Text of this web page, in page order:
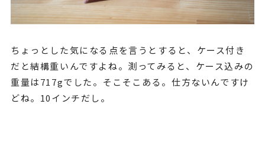
ちょっとした気になる点を言うとすると、ケース付き
だと結構重いんですよね。測ってみると、ケース込みの
重量は717gでした。そこそこある。仕方ないんですけ
どね。10インチだし。